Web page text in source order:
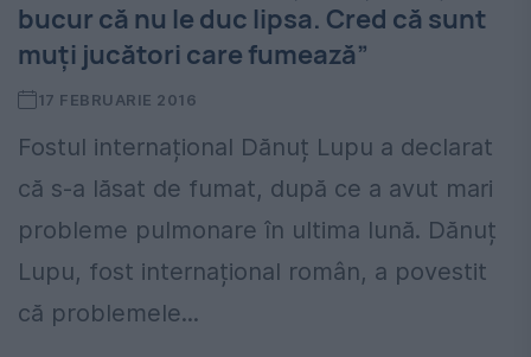
bucur că nu le duc lipsa. Cred că sunt
muți jucători care fumează”
17 FEBRUARIE 2016
Fostul internațional Dănuț Lupu a declarat
că s-a lăsat de fumat, după ce a avut mari
probleme pulmonare în ultima lună. Dănuț
Lupu, fost internațional român, a povestit
că problemele...